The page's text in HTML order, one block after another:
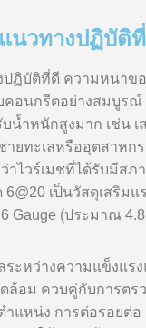
นวทางปฏิบัติ
ฏิบัติที่ดี ความหนาข
คอนกรีตอย่างสมบูร
น้ำหนักสูงมาก เช่น
ายทะเลหรืออุตสาห
าไวร์เมชที่ได้รับมีส
6@20 เป็นวัสดุเสริ
Gauge (ประมาณ
ะหว่างความแข็งแรง
อม ควบคู่กับการตร
ำแหน่ง การต่อรอย